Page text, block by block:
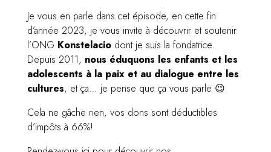
Je vous en parle dans cet épisode, en cette fin
d’année 2023, je vous invite à découvrir et soutenir
l’ONG Konstelacio dont je suis la fondatrice.
Depuis 2011, nous éduquons les enfants et les
adolescents à la paix et au dialogue entre les
cultures, et ça… je pense que ça vous parle 😉
Cela ne gâche rien, vos dons sont déductibles
d’impôts à 66%!